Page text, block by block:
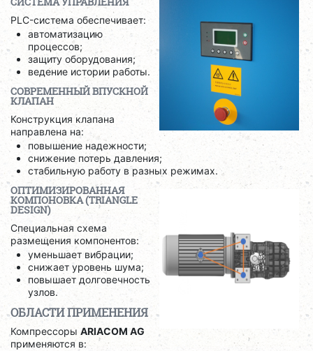
PLC-система обеспечивает:
автоматизацию
процессов;
защиту оборудования;
ведение истории работы.
СОВРЕМЕННЫЙ ВПУСКНОЙ
КЛАПАН
Конструкция клапана
направлена на:
повышение надежности;
снижение потерь давления;
стабильную работу в разных режимах.
ОПТИМИЗИРОВАННАЯ
КОМПОНОВКА (TRIANGLE
DESIGN)
Специальная схема
размещения компонентов:
уменьшает вибрации;
снижает уровень шума;
повышает долговечность
узлов.
ОБЛАСТИ ПРИМЕНЕНИЯ
Компрессоры ARIACOM AG
применяются в: